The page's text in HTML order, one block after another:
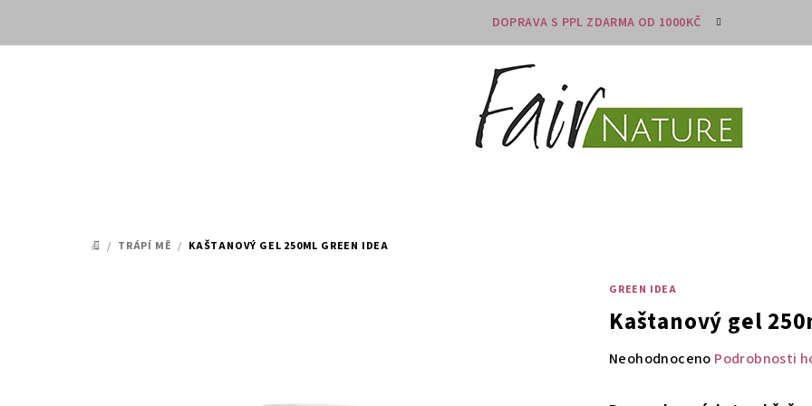
DOPRAVA S PPL ZDARMA OD 1000KČ
DOMŮ
/ TRÁPÍ MĚ / KAŠTANOVÝ GEL 250ML GREEN IDEA
GREEN IDEA
Kaštanový gel
Průměrné
produktu
Neohodnoceno Podrobnosti